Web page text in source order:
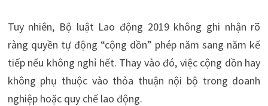
Tuy nhiên, Bộ luật Lao động 2019 không ghi nhận rõ
ràng quyền tự động “cộng dồn” phép năm sang năm kế
tiếp nếu không nghỉ hết. Thay vào đó, việc cộng dồn hay
không phụ thuộc vào thỏa thuận nội bộ trong doanh
nghiệp hoặc quy chế lao động.